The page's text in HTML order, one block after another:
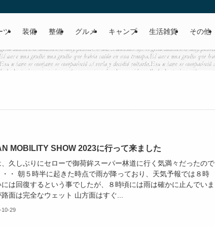
ツ 装備 整備 グルメ キャンプ 生活雑貨 その他
MOBILITY SHOW 2023に行って来ました
、久しぶりにセローで御荷鉾スーパー林道に行く気満々だったので
・・ 朝５時半に起きた時点で雨が降っており、天気予報では８時
には回復するという事でしたが、８時頃には雨は確かに止んでいま
路面は完全なウェット 山方面はすぐ...
10-29